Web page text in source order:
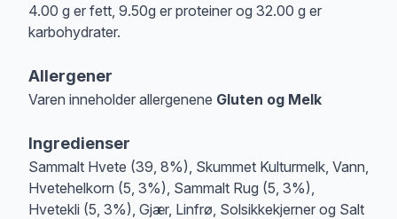
4.00 g er fett, 9.50g er proteiner og 32.00 g er
karbohydrater.
Allergener
Varen inneholder allergenene Gluten og Melk
Ingredienser
Sammalt Hvete (39, 8%), Skummet Kulturmelk, Vann,
Hvetehelkorn (5, 3%), Sammalt Rug (5, 3%),
Hvetekli (5, 3%), Gjær, Linfrø, Solsikkekjerner og Salt